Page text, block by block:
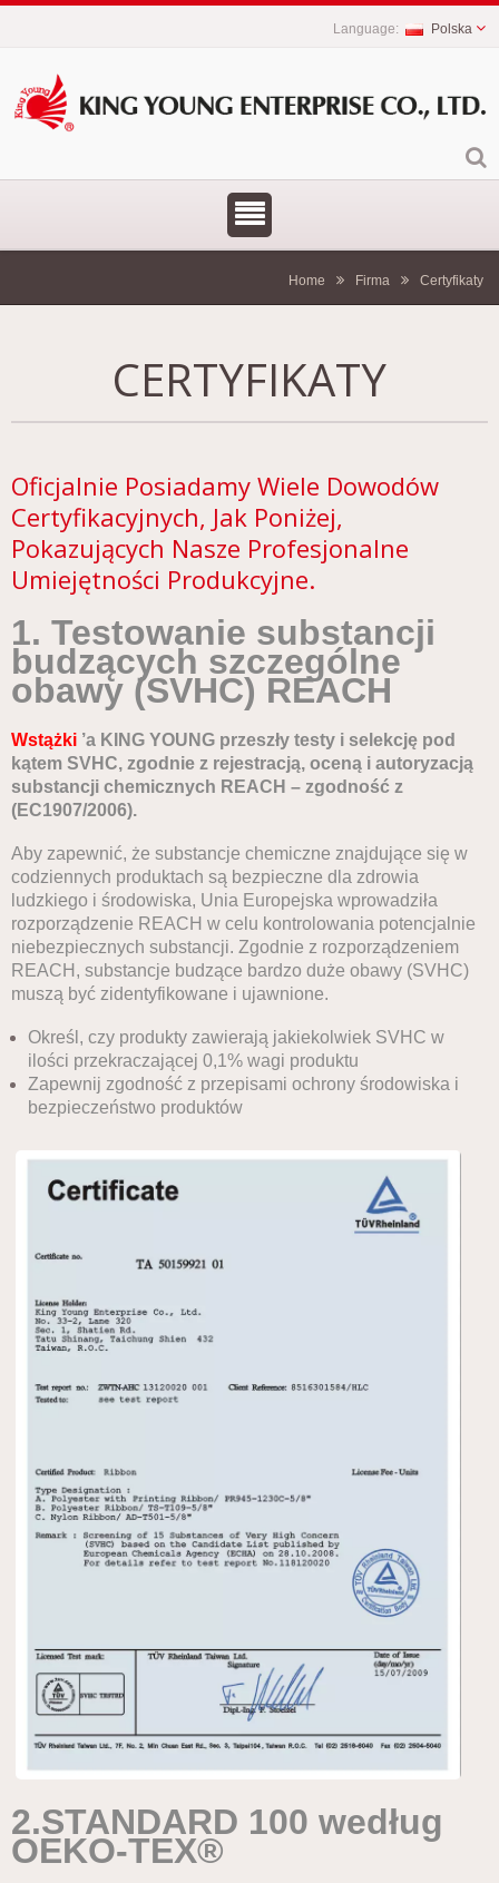
Polska
Home Firma Certyfikaty
CERTYFIKATY
Oficjalnie Posiadamy Wiele Dowodów
Certyfikacyjnych, Jak Poniżej,
Pokazujących Nasze Profesjonalne
Umiejętności Produkcyjne.
1. Testowanie substancji
budzących szczególne
obawy (SVHC) REACH
Wstążki ’a KING YOUNG przeszły testy i selekcję pod
kątem SVHC, zgodnie z rejestracją, oceną i autoryzacją
substancji chemicznych REACH – zgodność z
(EC1907/2006).
Aby zapewnić, że substancje chemiczne znajdujące się w
codziennych produktach są bezpieczne dla zdrowia
ludzkiego i środowiska, Unia Europejska wprowadziła
rozporządzenie REACH w celu kontrolowania potencjalnie
niebezpiecznych substancji. Zgodnie z rozporządzeniem
REACH, substancje budzące bardzo duże obawy (SVHC)
muszą być zidentyfikowane i ujawnione.
Określ, czy produkty zawierają jakiekolwiek SVHC w
ilości przekraczającej 0,1% wagi produktu
Zapewnij zgodność z przepisami ochrony środowiska i
bezpieczeństwo produktów
2.STANDARD 100 według
OEKO-TEX®